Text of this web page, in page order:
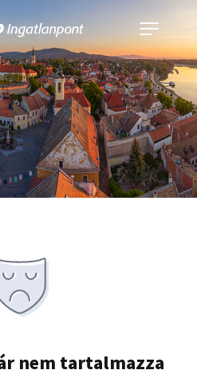
Navigáció
kinyitása
nem tartalmazza